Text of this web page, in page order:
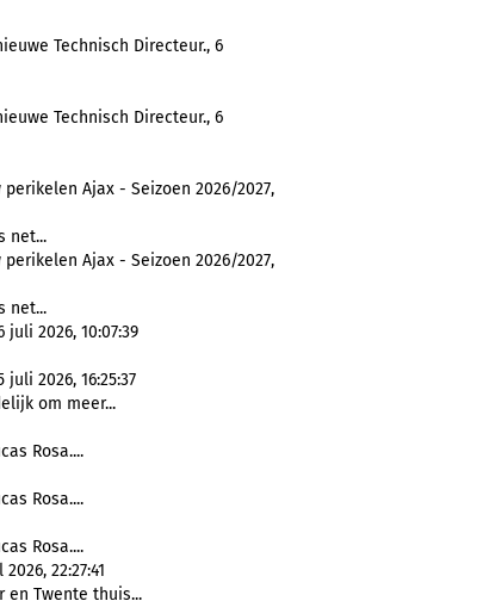
Technisch Directeur., 6
Technisch Directeur., 6
Ajax - Seizoen 2026/2027,
net...
Ajax - Seizoen 2026/2027,
net...
2026, 10:07:39
2026, 16:25:37
om meer...
Rosa....
Rosa....
Rosa....
22:27:41
en Twente thuis...